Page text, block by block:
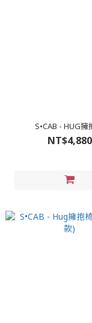
S•CAB - HUG擁
NT$4,880